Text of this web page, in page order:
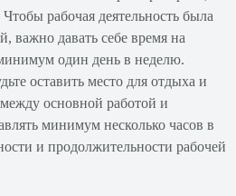
рабочая деятельность была
важно давать себе время на
один день в неделю.
оставить место для отдыха и
основной работой и
минимум несколько часов в
и продолжительности рабочей